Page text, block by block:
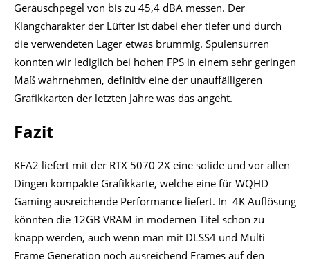
Geräuschpegel von bis zu 45,4 dBA messen. Der
Klangcharakter der Lüfter ist dabei eher tiefer und durch
die verwendeten Lager etwas brummig. Spulensurren
konnten wir lediglich bei hohen FPS in einem sehr geringen
Maß wahrnehmen, definitiv eine der unauffälligeren
Grafikkarten der letzten Jahre was das angeht.
Fazit
KFA2 liefert mit der RTX 5070 2X eine solide und vor allen
Dingen kompakte Grafikkarte, welche eine für WQHD
Gaming ausreichende Performance liefert. In 4K Auflösung
könnten die 12GB VRAM in modernen Titel schon zu
knapp werden, auch wenn man mit DLSS4 und Multi
Frame Generation noch ausreichend Frames auf den